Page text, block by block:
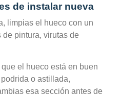
de instalar nueva
limpias el hueco con un
pintura, virutas de
el hueco está en buen
o astillada,
esa sección antes de